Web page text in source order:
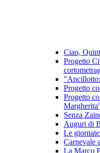
Ciao,
Progetto
Progetto
Progetto
Senza
Auguri di
Le
Carnevale
La Marco